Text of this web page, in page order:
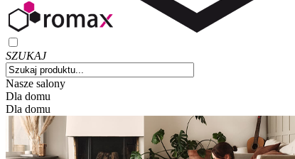
SZUKAJ
Nasze salony
Dla domu
Dla domu